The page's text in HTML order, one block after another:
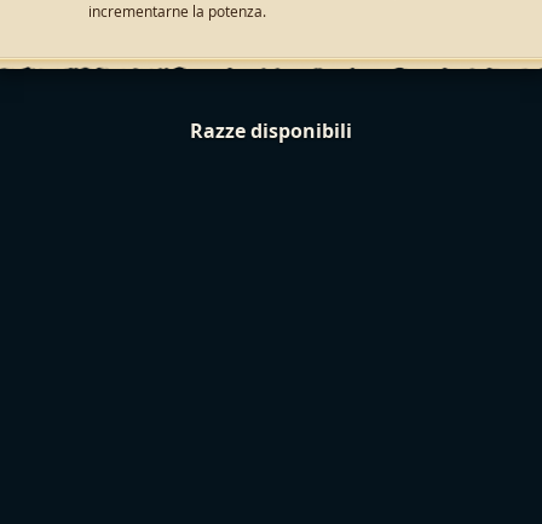
incrementarne la potenza.
Razze disponibili